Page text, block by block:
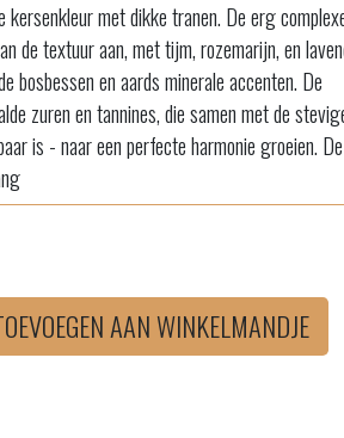
kersenkleur met dikke tranen. De erg
de textuur aan, met tijm, rozemarijn, en
bosbessen en aards minerale accenten. De
zuren en tannines, die samen met de
is - naar een perfecte harmonie groeien. De
AAN WINKELMANDJE